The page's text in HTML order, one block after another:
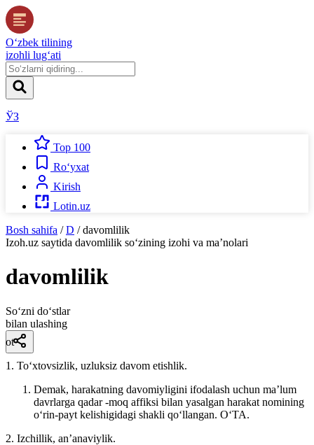
O‘zbek tilining
izohli lug‘ati
ЎЗ
Top 100
Ro‘yxat
Kirish
Lotin.uz
Bosh sahifa / D / davomlilik
Izoh.uz saytida davomlilik so‘zining izohi va ma’nolari
davomlilik
So‘zni do‘stlar
bilan ulashing
ot
1. Toʻxtovsizlik, uzluksiz davom etishlik.
Demak, harakatning davomiyligini ifodalash uchun maʼlum
davrlarga qadar -moq affiksi bilan yasalgan harakat nomining
oʻrin-payt kelishigidagi shakli qoʻllangan. OʻTA.
2. Izchillik, anʼanaviylik.